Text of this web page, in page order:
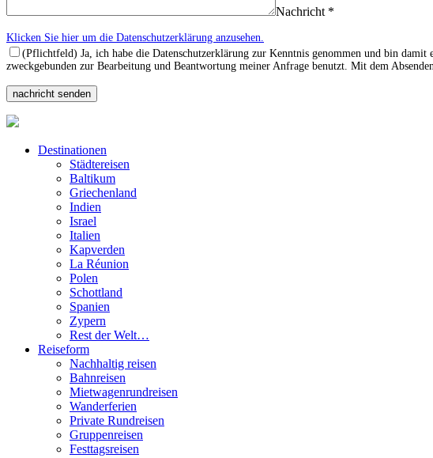
Nachricht *
Klicken Sie hier um die Datenschutzerklärung anzusehen.
(Pflichtfeld) Ja, ich habe die Datenschutzerklärung zur Kenntnis genommen und bin damit
zweckgebunden zur Bearbeitung und Beantwortung meiner Anfrage benutzt. Mit dem
Destinationen
Städtereisen
Baltikum
Griechenland
Indien
Israel
Italien
Kapverden
La Réunion
Polen
Schottland
Spanien
Zypern
Rest der Welt…
Reiseform
Nachhaltig reisen
Bahnreisen
Mietwagenrundreisen
Wanderferien
Private Rundreisen
Gruppenreisen
Festtagsreisen